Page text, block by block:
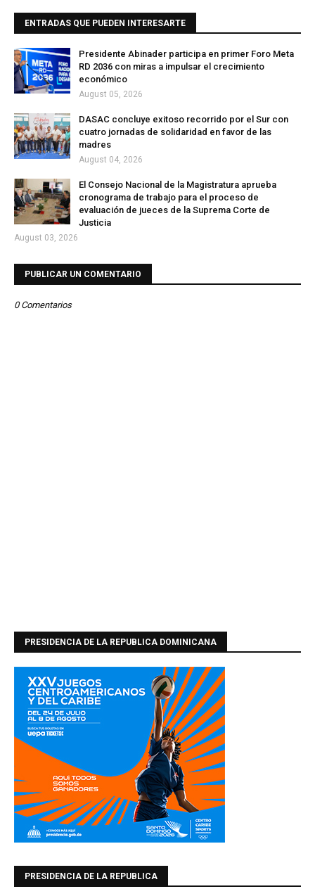
ENTRADAS QUE PUEDEN INTERESARTE
Presidente Abinader participa en primer Foro Meta
RD 2036 con miras a impulsar el crecimiento
económico
August 05, 2026
DASAC concluye exitoso recorrido por el Sur con
cuatro jornadas de solidaridad en favor de las
madres
August 04, 2026
El Consejo Nacional de la Magistratura aprueba
cronograma de trabajo para el proceso de
evaluación de jueces de la Suprema Corte de
Justicia
August 03, 2026
PUBLICAR UN COMENTARIO
0 Comentarios
PRESIDENCIA DE LA REPUBLICA DOMINICANA
PRESIDENCIA DE LA REPUBLICA